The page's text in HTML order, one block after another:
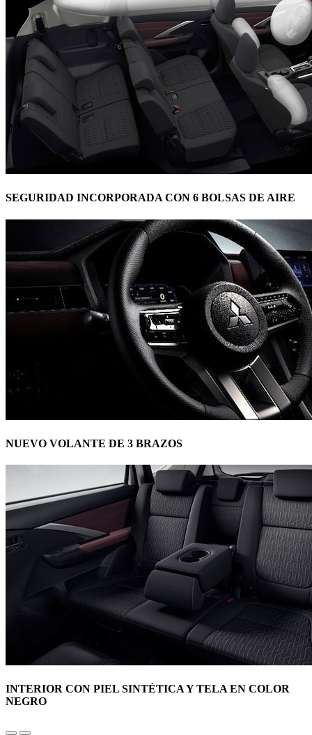
SEGURIDAD INCORPORADA CON 6 BOLSAS DE AIRE
NUEVO VOLANTE DE 3 BRAZOS
INTERIOR CON PIEL SINTÉTICA Y TELA EN COLOR
NEGRO